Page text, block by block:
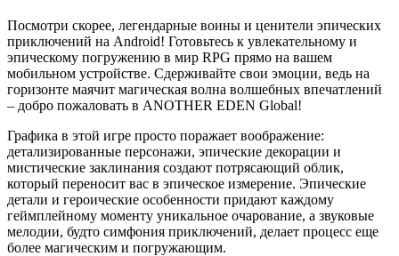
Посмотри скорее, легендарные воины и ценители эпических
приключений на Android! Готовьтесь к увлекательному и
эпическому погружению в мир RPG прямо на вашем
мобильном устройстве. Сдерживайте свои эмоции, ведь на
горизонте маячит магическая волна волшебных впечатлений
– добро пожаловать в ANOTHER EDEN Global!
Графика в этой игре просто поражает воображение:
детализированные персонажи, эпические декорации и
мистические заклинания создают потрясающий облик,
который переносит вас в эпическое измерение. Эпические
детали и героические особенности придают каждому
геймплейному моменту уникальное очарование, а звуковые
мелодии, будто симфония приключений, делает процесс еще
более магическим и погружающим.